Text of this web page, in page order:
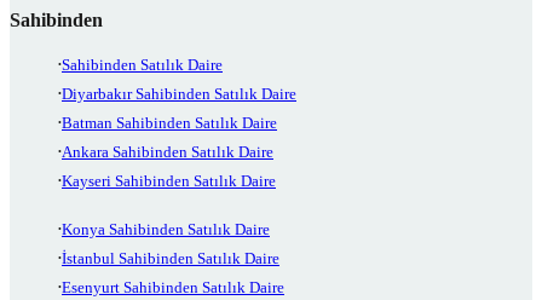
Sahibinden
Sahibinden Satılık Daire
Diyarbakır Sahibinden Satılık Daire
Batman Sahibinden Satılık Daire
Ankara Sahibinden Satılık Daire
Kayseri Sahibinden Satılık Daire
Konya Sahibinden Satılık Daire
İstanbul Sahibinden Satılık Daire
Esenyurt Sahibinden Satılık Daire